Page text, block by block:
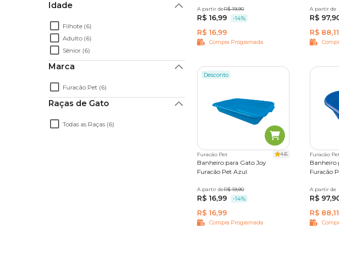
Idade
Filhote (6)
Adulto (6)
Sênior (6)
Marca
Furacão Pet (6)
Raças de Gato
Todas as Raças (6)
5 L
A partir deR$ 19,90
R$ 16,99 -14%
R$ 16,99
Compra Programada
20 L
A partir de
R$
R$ 88,11
Desconto
Furacão Pet 4.6
Banheiro para Gato Joy
Furacão Pet Azul
5 L
A partir deR$ 19,90
R$ 16,99 -14%
R$ 16,99
Compra Programada
Furacão
Banheiro
Furacão
20 L
A partir de
R$
R$ 88,11